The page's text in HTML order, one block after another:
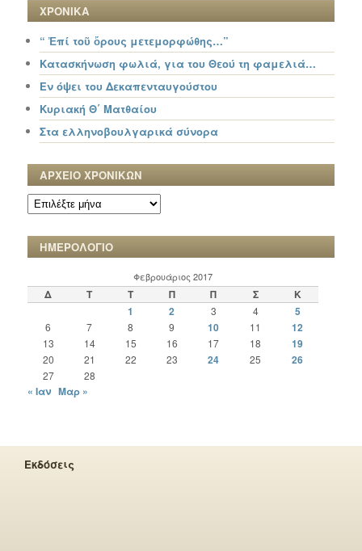
ΧΡΟΝΙΚΑ
“ Ἐπί τοῦ ὄρους μετεμορφώθης…”
Κατασκήνωση φωλιά, για του Θεού τη φαμελιά…
Εν όψει του Δεκαπενταυγούστου
Κυριακή Θ΄ Ματθαίου
Στα ελληνοβουλγαρικά σύνορα
ΑΡΧΕΙΟ ΧΡΟΝΙΚΩΝ
ΑΡΧΕΙΟ
ΧΡΟΝΙΚΩΝ
ΗΜΕΡΟΛΟΓΙΟ
Φεβρουάριος 2017
Δ Τ Τ Π Π Σ
Κ
1
2 3 4 5
6 7 8 9 10 11 12
13 14 15 16 17 18 19
20 21 22 23 24 25 26
27 28
« Ιαν Μαρ »
Εκδόσεις